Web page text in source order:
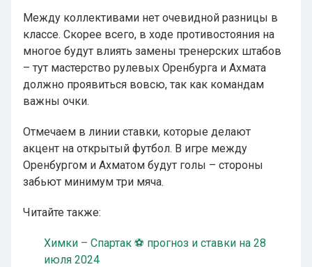
Между коллективами нет очевидной разницы в
классе. Скорее всего, в ходе противостояния на
многое будут влиять замены тренерских штабов
– тут мастерство рулевых Оренбурга и Ахмата
должно проявиться вовсю, так как командам
важны очки.
Отмечаем в линии ставки, которые делают
акцент на открытый футбол. В игре между
Оренбургом и Ахматом будут голы – стороны
забьют минимум три мяча.
Читайте также:
Химки – Спартак ⚽ прогноз и ставки на 28
июля 2024